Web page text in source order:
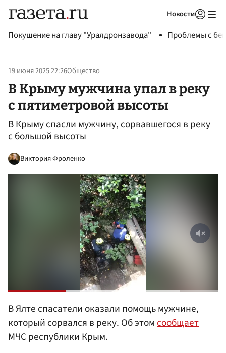
Новости
Покушение на главу "Уралдронзавода" Проблемы с
19 июня 2025 22:26Общество
В Крыму мужчина упал в реку
с пятиметровой высоты
В Крыму спасли мужчину, сорвавшегося в реку
с большой высоты
Виктория Фроленко
В Ялте спасатели оказали помощь мужчине,
который сорвался в реку. Об этомсообщает
МЧС республики Крым.